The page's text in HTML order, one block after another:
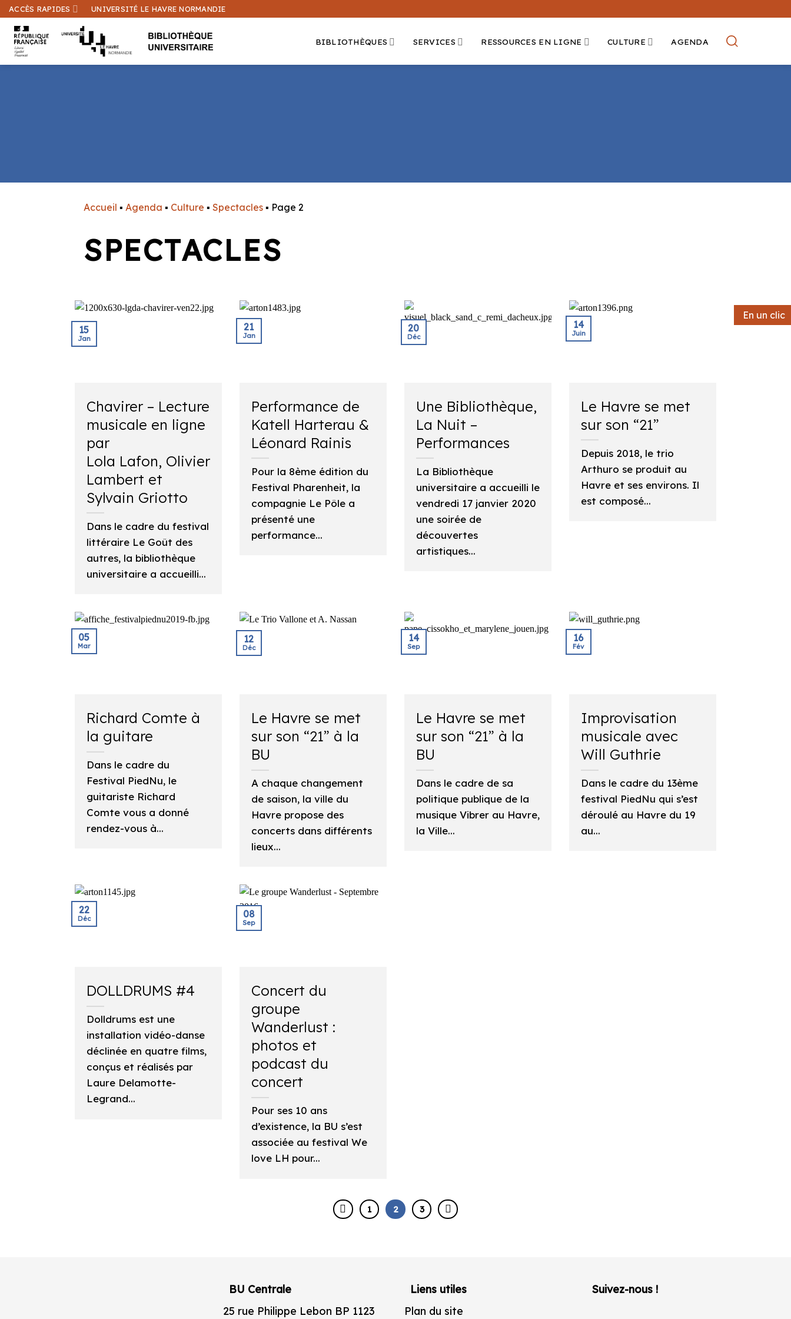
Passer
au
contenu
ACCÈS RAPIDES UNIVERSITÉ LE HAVRE NORMANDIE
BIBLIOTHÈQUES SERVICES RESSOURCES EN LIGNE CULTURE AGENDA
Accueil ▪ Agenda ▪ Culture ▪ Spectacles ▪ Page 2
SPECTACLES
Chavirer – Lecture
musicale en ligne
par
Lola Lafon, Olivier
Lambert et
Sylvain Griotto
Dans le cadre du festival
littéraire Le Goût des
autres, la bibliothèque
universitaire a accueilli...
15
Jan
Performance de
Katell Harterau &
Léonard Rainis
Pour la 8ème édition du
Festival Pharenheit, la
compagnie Le Pôle a
présenté une
performance...
21
Jan
Une Bibliothèque,
La Nuit –
Performances
La Bibliothèque
universitaire a accueilli le
vendredi 17 janvier 2020
une soirée de
découvertes
artistiques...
20
Déc
Le Havre se met
sur son “21”
Depuis 2018, le trio
Arthuro se produit au
Havre et ses environs. Il
est composé...
14
Juin
Richard Comte à
la guitare
Dans le cadre du
Festival PiedNu, le
guitariste Richard
Comte vous a donné
rendez-vous à...
05
Mar
Le Havre se met
sur son “21” à la
BU
A chaque changement
de saison, la ville du
Havre propose des
concerts dans différents
lieux...
12
Déc
Le Havre se met
sur son “21” à la
BU
Dans le cadre de sa
politique publique de la
musique Vibrer au Havre,
la Ville...
14
Sep
Improvisation
musicale avec
Will Guthrie
Dans le cadre du 13ème
festival PiedNu qui s’est
déroulé au Havre du 19
au...
16
Fév
DOLLDRUMS #4
Dolldrums est une
installation vidéo-danse
déclinée en quatre films,
conçus et réalisés par
Laure Delamotte-
Legrand...
22
Déc
Concert du
groupe
Wanderlust :
photos et
podcast du
concert
Pour ses 10 ans
d’existence, la BU s’est
associée au festival We
love LH pour...
08
Sep
1 2 3
En un clic
En un clic
BU Centrale
25 rue Philippe Lebon BP 1123
Liens utiles
Plan du site
Suivez-nous !